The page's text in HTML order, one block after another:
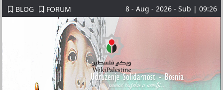
BLOG FORUM 8 - Aug - 2026 - Sub | 09:26